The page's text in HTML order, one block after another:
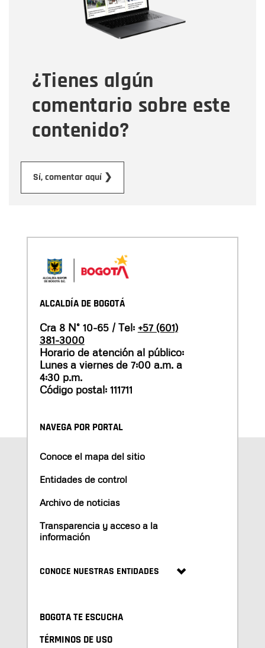
¿Tienes algún
comentario sobre este
contenido?
Sí, comentar aquí ❯
Tipo de comentario
Mensaje
ALCALDÍA DE BOGOTÁ
Cra 8 N° 10-65 / Tel: +57 (601)
381-3000
Horario de atención al público:
Lunes a viernes de 7:00 a.m. a
4:30 p.m.
Código postal: 111711
NAVEGA POR PORTAL
Conoce el mapa del sitio
Entidades de control
Archivo de noticias
Transparencia y acceso a la
información
CONOCE NUESTRAS ENTIDADES
BOGOTA TE ESCUCHA
TÉRMINOS DE USO